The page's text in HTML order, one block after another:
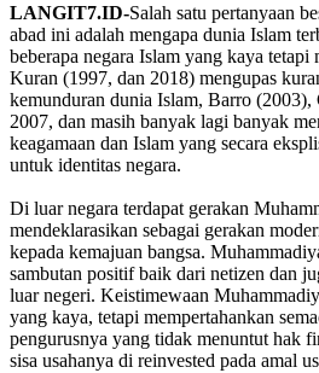
LANGIT7.ID-Salah satu pertanyaan
abad ini adalah mengapa dunia Islam
beberapa negara Islam yang kaya
Kuran (1997, dan 2018) mengupas
kemunduran dunia Islam, Barro
2007, dan masih banyak lagi banyak
keagamaan dan Islam yang secara
untuk identitas negara.
Di luar negara terdapat gerakan
mendeklarasikan sebagai gerakan
kepada kemajuan bangsa.
sambutan positif baik dari netizen dan
luar negeri. Keistimewaan
yang kaya, tetapi mempertahankan
pengurusnya yang tidak menuntut hak
sisa usahanya di reinvested pada amal